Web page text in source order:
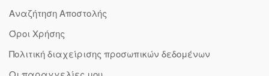
Αναζήτηση Αποστολής
Όροι Χρήσης
Πολιτική διαχείρισης προσωπικών δεδομένων